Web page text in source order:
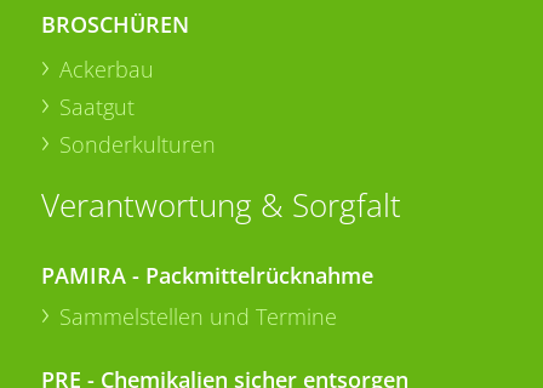
BROSCHÜREN
Ackerbau
Saatgut
Sonderkulturen
Verantwortung & Sorgfalt
PAMIRA - Packmittelrücknahme
Sammelstellen und Termine
PRE - Chemikalien sicher entsorgen